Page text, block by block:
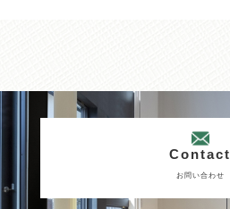
Contact
お問い合わせ